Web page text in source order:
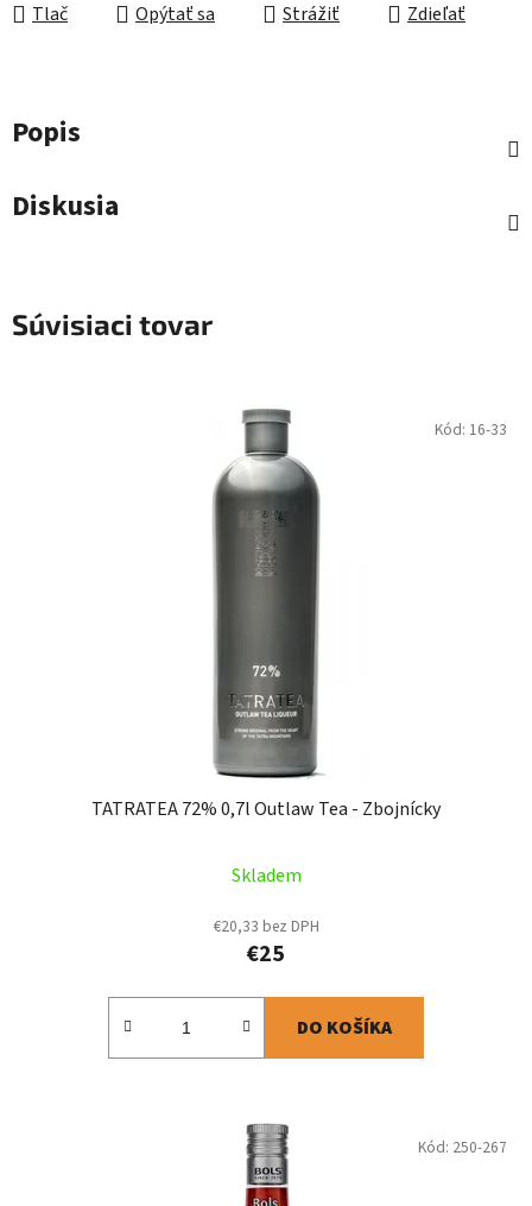
Tlač Opýtať sa Strážiť Zdieľať
Popis
Diskusia
Súvisiaci tovar
TATRATEA 72% 0,7l Outlaw Tea - Zbojnícky
Skladem
€20,33 bez DPH
€25
DO KOŠÍKA
Kód: 16-33
Kód: 250-267